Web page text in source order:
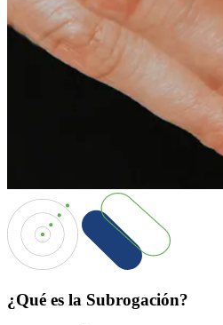
¿Qué es la Subrogación?